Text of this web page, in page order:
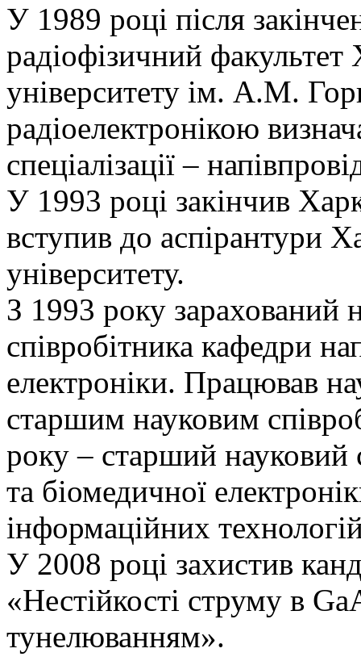
У 1989 році після
радіофізичний факультет
університету ім. А.М.
радіоелектронікою
спеціалізації –
У 1993 році закінчив
вступив до аспірантури
університету.
З 1993 року зарахований
співробітника кафедри
електроніки. Працював
старшим науковим
року – старший науковий
та біомедичної
інформаційних
У 2008 році захистив
«Нестійкості струму в
тунелюванням».